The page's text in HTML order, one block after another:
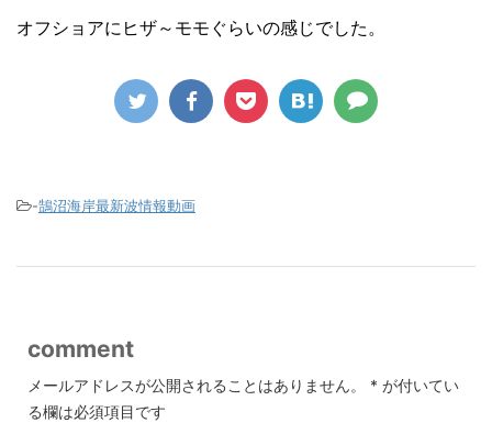
オフショアにヒザ～モモぐらいの感じでした。
-鵠沼海岸最新波情報動画
comment
メールアドレスが公開されることはありません。 * が付いてい
る欄は必須項目です